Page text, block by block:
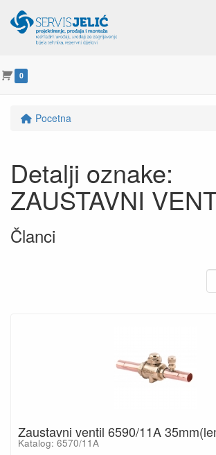
0
Pocetna
Detalji oznake:
ZAUSTAVNI
Članci
Zaustavni ventil 6590/11A
Katalog: 6570/11A